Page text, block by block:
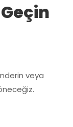
veya